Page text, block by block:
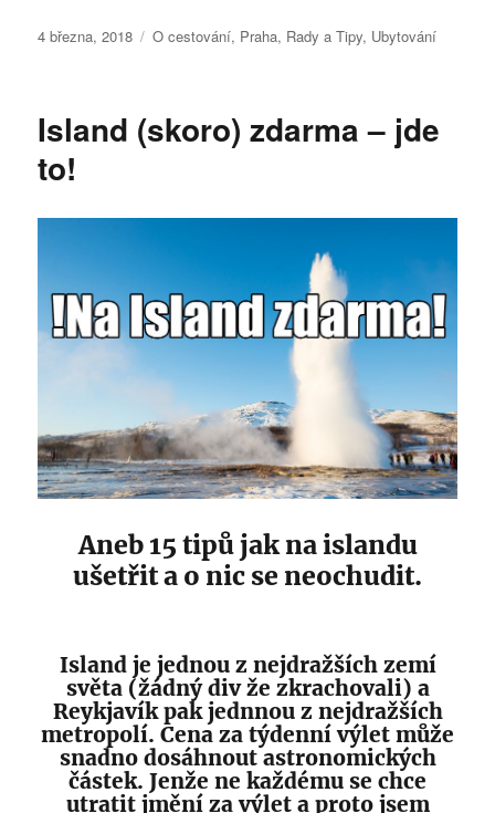
Publikováno:
4 března, 2018 Rubriky:
O cestování, Praha, Rady a Tipy, Ubytování
Island (skoro) zdarma – jde
to!
Aneb 15 tipů jak na islandu
ušetřit a o nic se neochudit.
Island je jednou z nejdražších zemí
světa (žádný div že zkrachovali) a
Reykjavík pak jednnou z nejdražších
metropolí. Cena za týdenní výlet může
snadno dosáhnout astronomických
částek. Jenže ne každému se chce
utratit jmění za výlet a proto jsem